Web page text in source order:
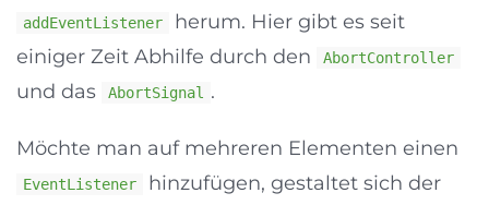
addEventListener
herum. Hier gibt es seit
einiger Zeit Abhilfe durch den
AbortController
und das AbortSignal .
Möchte man auf mehreren Elementen einen
EventListener
hinzufügen, gestaltet sich der